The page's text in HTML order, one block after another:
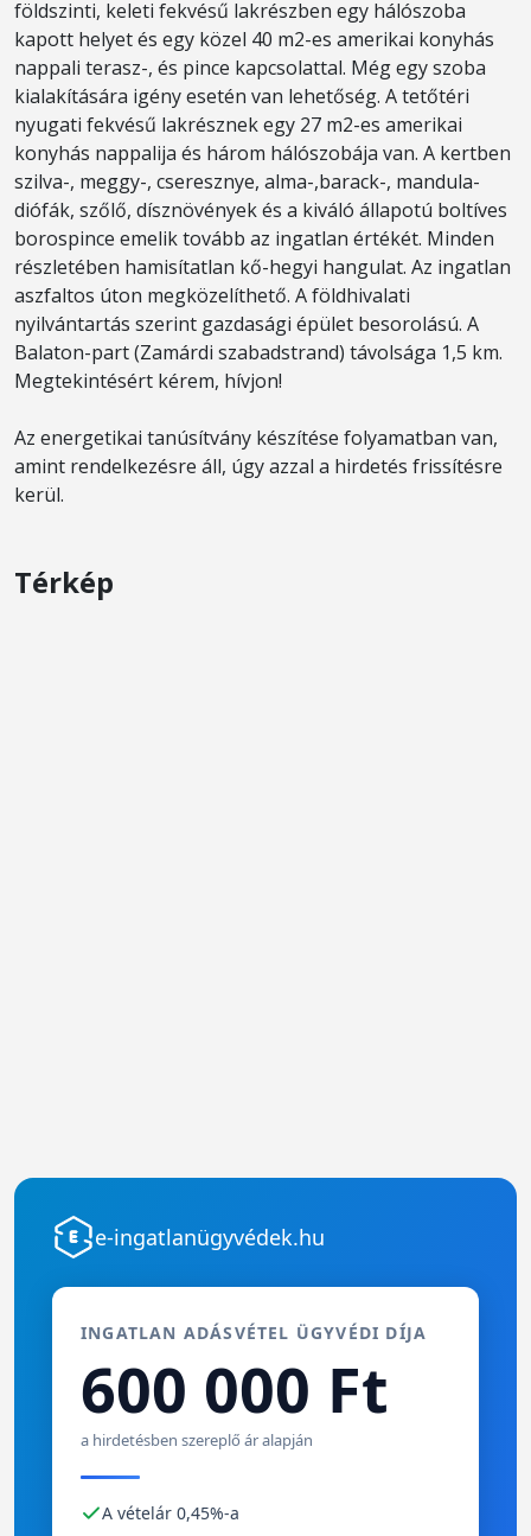
földszinti, keleti fekvésű lakrészben egy hálószoba
kapott helyet és egy közel 40 m2-es amerikai konyhás
nappali terasz-, és pince kapcsolattal. Még egy szoba
kialakítására igény esetén van lehetőség. A tetőtéri
nyugati fekvésű lakrésznek egy 27 m2-es amerikai
konyhás nappalija és három hálószobája van. A kertben
szilva-, meggy-, cseresznye, alma-,barack-, mandula-
diófák, szőlő, dísznövények és a kiváló állapotú boltíves
borospince emelik tovább az ingatlan értékét. Minden
részletében hamisítatlan kő-hegyi hangulat. Az ingatlan
aszfaltos úton megközelíthető. A földhivalati
nyilvántartás szerint gazdasági épület besorolású. A
Balaton-part (Zamárdi szabadstrand) távolsága 1,5 km.
Megtekintésért kérem, hívjon!
Az energetikai tanúsítvány készítése folyamatban van,
amint rendelkezésre áll, úgy azzal a hirdetés frissítésre
kerül.
Térkép
e-ingatlanügyvédek.hu
INGATLAN ADÁSVÉTEL ÜGYVÉDI DÍJA
600 000 Ft
a hirdetésben szereplő ár alapján
A vételár 0,45%-a